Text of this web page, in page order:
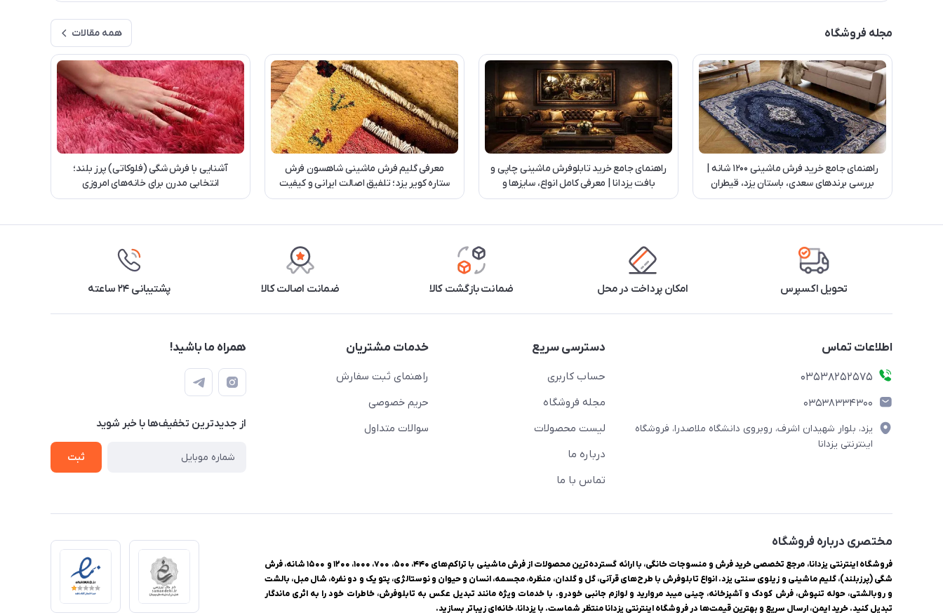
مجله فروشگاه همه مقالات
راهنمای جامع خرید فرش ماشینی 1200 شانه |
بررسی برندهای سعدی، باستان یزد، قیطران
کاشان و بهشتی تبریز
راهنمای جامع خرید تابلوفرش ماشینی چاپی و
بافت یزدانا | معرفی کامل انواع، سایزها و
سفارش اختصاصی
معرفی گلیم فرش ماشینی شاهسون فرش
ستاره کویر یزد؛ تلفیق اصالت ایرانی و کیفیت
روز
آشنایی با فرش شگی (فلوکاتی) پرز بلند؛
انتخابی مدرن برای خانه‌های امروزی
تحویل اکسپرس امکان پرداخت در محل ضمانت بازگشت کالا ضمانت اصالت کالا پشتیبانی ۲۴ ساعته
اطلاعات تماس
03538252575
03538334300
یزد، بلوار شهیدان اشرف، روبروی دانشگاه ملاصدرا، فروشگاه
اینترنتی یزدانا
دسترسی سریع
حساب کاربری
مجله فروشگاه
لیست محصولات
درباره ما
تماس با ما
خدمات مشتریان
راهنمای ثبت سفارش
حریم خصوصی
سوالات متداول
همراه ما باشید!
از جدید‌ترین تخفیف‌ها با‌ خبر شوید
ثبت
مختصری درباره فروشگاه
فروشگاه اینترنتی یزدانا، مرجع تخصصی خرید فرش و منسوجات خانگی، با ارائه گسترده‌ترین محصولات از فرش ماشینی با تراکم‌های ۴۴۰، ۵۰۰، ۷۰۰، ۱۰۰۰، ۱۲۰۰ و ۱۵۰۰ شانه، فرش
شگی (پرزبلند)، گلیم ماشینی و زیلوی سنتی یزد. انواع تابلوفرش با طرح‌های قرآنی، گل و گلدان، منظره، مجسمه، انسان و حیوان و نوستالژی، پتو یک و دو نفره، شال مبل، بالشت
و روبالشتی، حوله تنپوش، فرش کودک و آشپزخانه، چینی میبد مروارید و لوازم جانبی خودرو. با خدمات ویژه مانند تبدیل عکس به تابلوفرش، خاطرات خود را به اثری ماندگار
تبدیل کنید. خرید ایمن، ارسال سریع و بهترین قیمت‌ها در فروشگاه اینترنتی یزدانا منتظر شماست. با یزدانا، خانه‌ای زیباتر بسازید.